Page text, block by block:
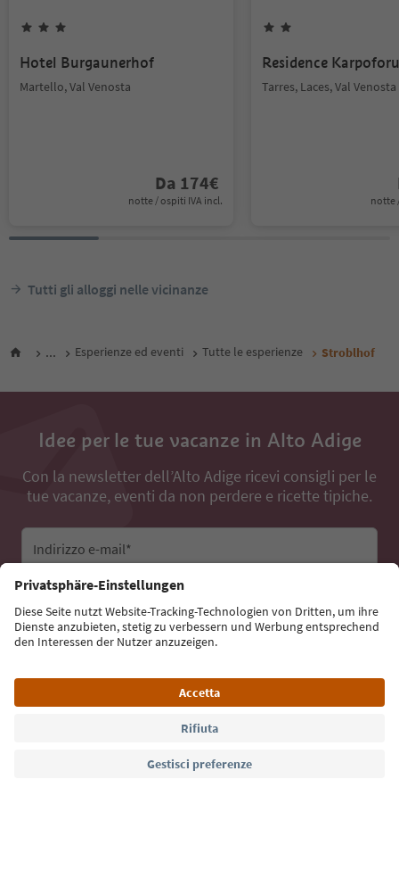
Hotel Burgaunerhof
Martello, Val Venosta
Da 174€
notte / ospiti IVA incl.
Residence
Tarres, Laces, Val Venosta
notte
Tutti gli alloggi nelle vicinanze
... Esperienze ed eventi Tutte le esperienze Stroblhof
Idee per le tue vacanze in Alto Adige
Con la newsletter dell’Alto Adige ricevi consigli per le
tue vacanze, eventi da non perdere e ricette tipiche.
Indirizzo e-mail*
Iscriviti alla newsletter